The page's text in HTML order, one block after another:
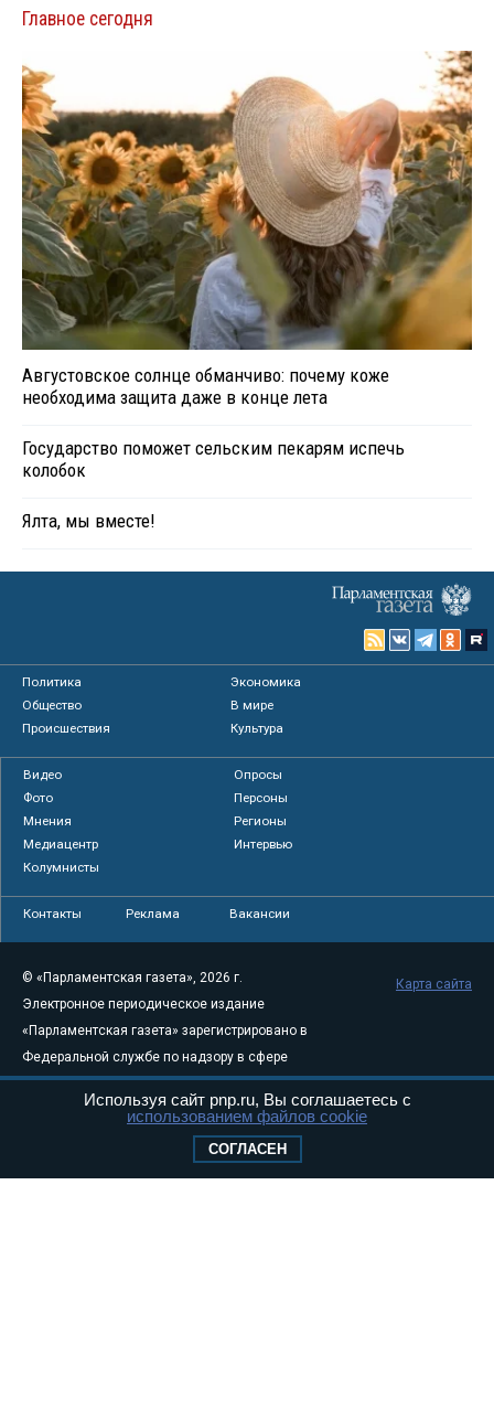
Главное сегодня
Августовское солнце обманчиво: почему коже
необходима защита даже в конце лета
Государство поможет сельским пекарям испечь
колобок
Ялта, мы вместе!
Политика
Экономика
Общество
В мире
Происшествия
Культура
Видео
Опросы
Фото
Персоны
Мнения
Регионы
Медиацентр
Интервью
Колумнисты
Контакты Реклама Вакансии
© «Парламентская газета», 2026 г.
Электронное периодическое издание
«Парламентская газета» зарегистрировано в
Федеральной службе по надзору в сфере
связи, информационных технологий и
массовых коммуникаций (Роскомнадзор) 05
Свидетельство о регистрации Эл № ФС77-
Карта сайта
Используя сайт pnp.ru, Вы соглашаетесь с
использованием файлов cookie
СОГЛАСЕН